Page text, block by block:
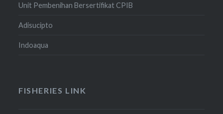
Unit Pembenihan Bersertifikat CPIB
Adisucipto
Indoaqua
FISHERIES LINK